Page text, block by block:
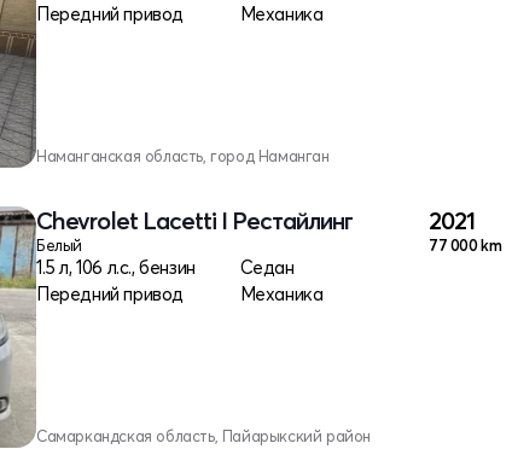
Передний привод
Механика
Наманганская область, город Наманган
Chevrolet Lacetti I Рестайлинг
Белый
1.5 л, 106 л.с., бензин
Седан
Передний привод
Механика
2021
77 000 km
Самаркандская область, Пайарыкский район